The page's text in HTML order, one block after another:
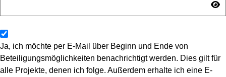
Ja, ich möchte per E-Mail über Beginn und Ende von
Beteiligungsmöglichkeiten benachrichtigt werden. Dies gilt für
alle Projekte, denen ich folge. Außerdem erhalte ich eine E-